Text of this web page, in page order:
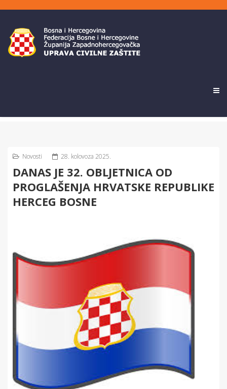
Novosti 28. kolovoza 2025.
DANAS JE 32. OBLJETNICA OD
PROGLAŠENJA HRVATSKE REPUBLIKE
HERCEG BOSNE